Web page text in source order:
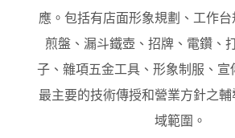
應。包括有店面形象規劃、工作
煎盤、漏斗鐵壺、招牌、電鑽、
子、雜項五金工具、形象制服、
最主要的技術傳授和營業方針之
域範圍。